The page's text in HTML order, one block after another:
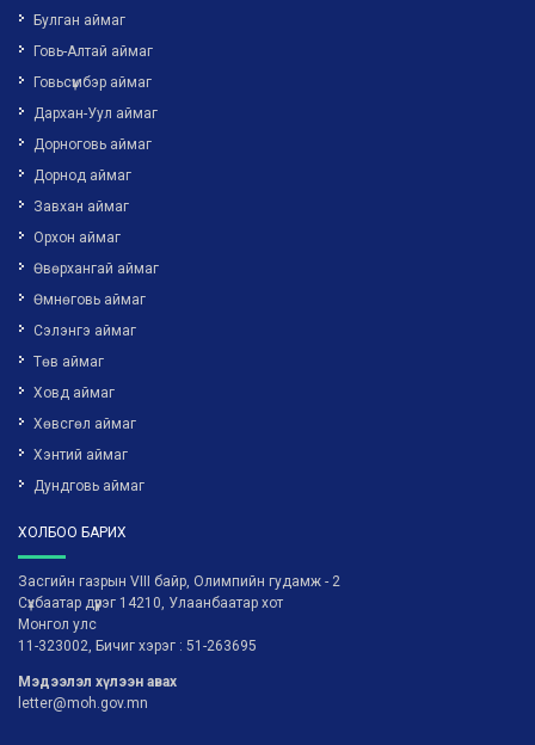
Булган аймаг
Говь-Алтай аймаг
Говьсүмбэр аймаг
Дархан-Уул аймаг
Дорноговь аймаг
Дорнод аймаг
Завхан аймаг
Орхон аймаг
Өвөрхангай аймаг
Өмнөговь аймаг
Сэлэнгэ аймаг
Төв аймаг
Ховд аймаг
Хөвсгөл аймаг
Хэнтий аймаг
Дундговь аймаг
ХОЛБОО БАРИХ
Засгийн газрын VIII байр, Олимпийн гудамж - 2
Сүхбаатар дүүрэг 14210, Улаанбаатар хот
Монгол улс
11-323002, Бичиг хэрэг : 51-263695
Мэдээлэл хүлээн авах
letter@moh.gov.mn